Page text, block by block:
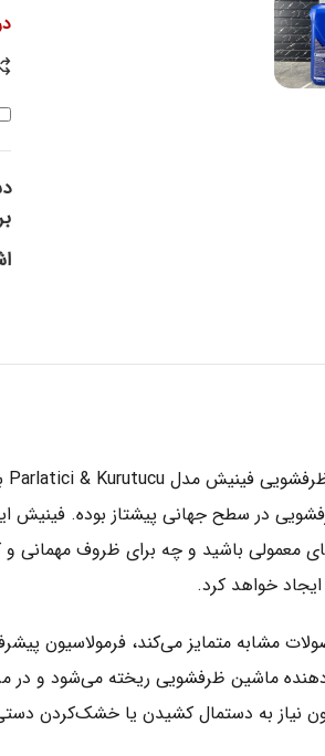
در سطح جهانی پیشتاز بوده.
معمولی باشید و چه برای ظروف مهمانی و
خواهد کرد.
مشابه متمایز می‌کند، فرمولاسیون
ماشین ظرفشویی ریخته می‌شود و در
نیاز به دستمال کشیدن یا خشک‌کردن